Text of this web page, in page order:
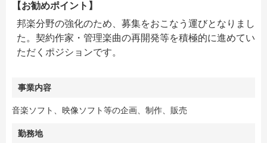
【お勧めポイント】
邦楽分野の強化のため、募集をおこなう運びとなりまし
た。契約作家・管理楽曲の再開発等を積極的に進めてい
ただくポジションです。
事業内容
音楽ソフト、映像ソフト等の企画、制作、販売
勤務地